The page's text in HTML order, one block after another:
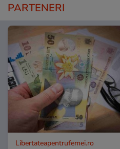
PARTENERI
Libertateapentrufemei.ro